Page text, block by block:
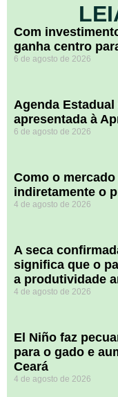
Com
ganha centro
6 de agosto de 2026
Agenda
apresentada à
6 de agosto de 2026
​Como o
indiretamente o
4 de agosto de 2026
A seca
significa que o
a produtividade
4 de agosto de 2026
El Niño faz
para o gado e
Ceará
4 de agosto de 2026